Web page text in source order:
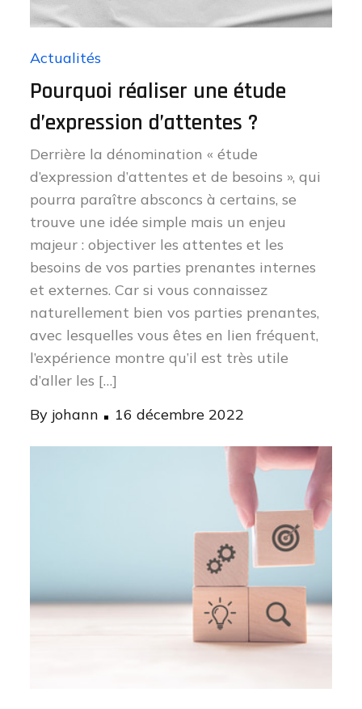
Actualités
Pourquoi réaliser une étude
d’expression d’attentes ?
Derrière la dénomination « étude
d’expression d’attentes et de besoins », qui
pourra paraître absconcs à certains, se
trouve une idée simple mais un enjeu
majeur : objectiver les attentes et les
besoins de vos parties prenantes internes
et externes. Car si vous connaissez
naturellement bien vos parties prenantes,
avec lesquelles vous êtes en lien fréquent,
l’expérience montre qu’il est très utile
d’aller les […]
By johann
Posted
16 décembre 2022